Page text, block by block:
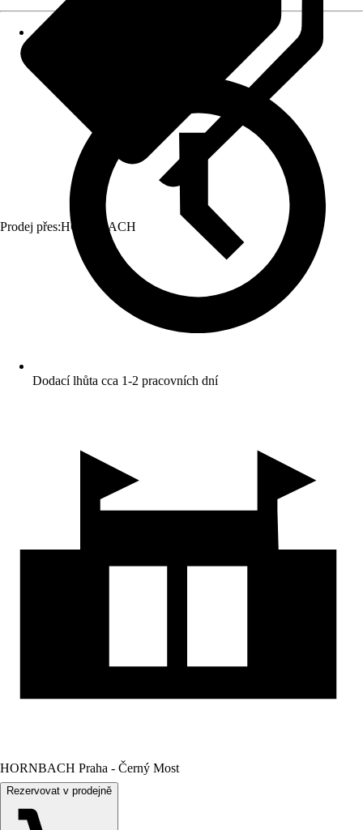
Prodej přes:HORNBACH
Dodací lhůta cca 1-2 pracovních dní
HORNBACH Praha - Černý Most
Rezervovat v prodejně